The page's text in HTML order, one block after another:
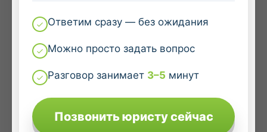
Ответим сразу — без ожидания
Можно просто задать вопрос
Разговор занимает 3–5 минут
Позвонить юристу сейчас